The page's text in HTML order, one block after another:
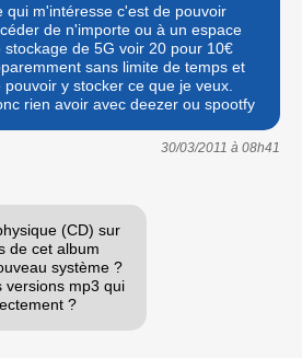
qui m'intéresse c'est de pouvoir
de n'importe ou à un espace
stockage de 5G voir 20 pour 10€
sans limite de temps et
pouvoir y stocker ce que je veux.
rien avoir avec deezer ou spootfy
30/03/2011 à 08h41
(CD) sur
de cet album
système ?
versions mp3 qui
?